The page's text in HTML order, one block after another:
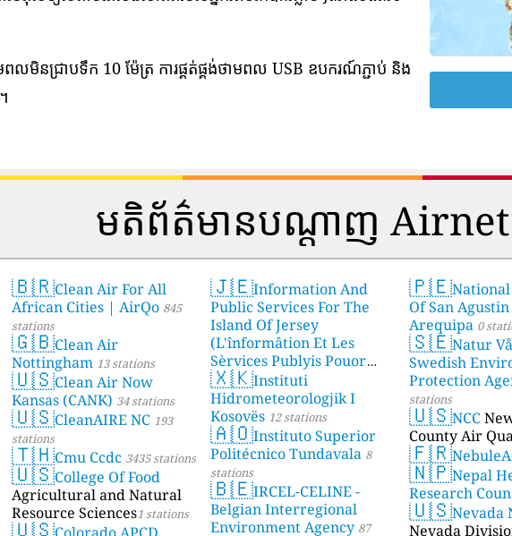
ពលមិនជ្រាបទឹក 10 ម៉ែត្រ ការផ្គត់ផ្គង់ថាមពល USB ឧបករណ៍ភ្ជាប់ និង
មតិព័ត៌មានបណ្តាញ Airnet
🇧🇷Clean Air For All
African Cities | AirQo 845
stations
🇬🇧Clean Air
Nottingham 13 stations
🇺🇸Clean Air Now
Kansas (CANK) 34 stations
🇺🇸CleanAIRE NC 193
stations
🇹🇭Cmu Ccdc 3435 stations
🇺🇸College Of Food
Agricultural and Natural
Resource Sciences1 stations
🇺🇸
🇯🇪Information And
Public Services For The
Island Of Jersey
(L'înformâtion Et Les
Sèrvices Publyis Pouor
I'Île Dé Jèrri) 2 stations
🇽🇰Instituti
Hidrometeorologjik I
Kosovës 12 stations
🇦🇴Instituto Superior
Politécnico Tundavala 8
stations
🇧🇪IRCEL-CELINE -
Belgian Interregional
Environment Agency 87
🇵🇪
Of San
Arequipa 0
🇸🇪Natur
Swedish
Protection
stations
🇺🇸NCC
County Air
🇫🇷
🇳🇵Nepal
Research
🇺🇸Nevada
Nevada